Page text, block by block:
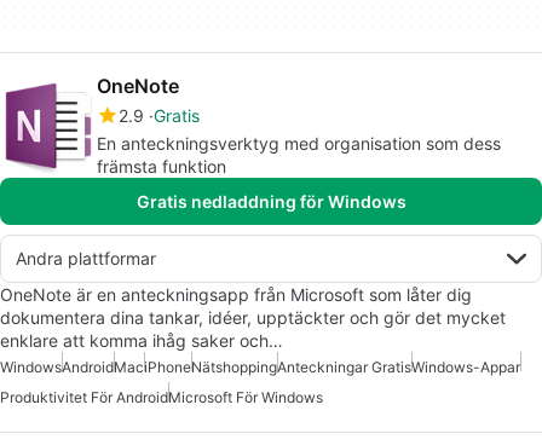
OneNote
2.9 Gratis
En anteckningsverktyg med organisation som dess
främsta funktion
Gratis nedladdning för Windows
Andra plattformar
OneNote är en anteckningsapp från Microsoft som låter dig
dokumentera dina tankar, idéer, upptäckter och gör det mycket
enklare att komma ihåg saker och…
WindowsAndroidMaciPhoneNätshoppingAnteckningar GratisWindows-Appar
Produktivitet För AndroidMicrosoft För Windows